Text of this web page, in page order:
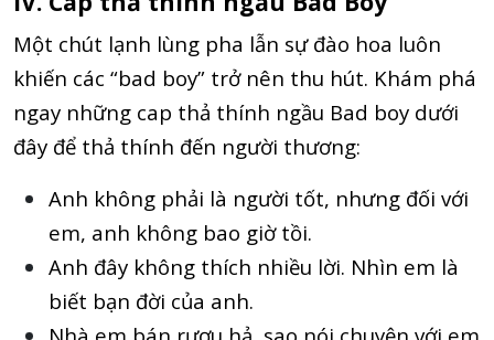
Một chút lạnh lùng pha lẫn sự đào hoa luôn
khiến các “bad boy” trở nên thu hút. Khám phá
ngay những cap thả thính ngầu Bad boy dưới
đây để thả thính đến người thương:
Anh không phải là người tốt, nhưng đối với
em, anh không bao giờ tồi.
Anh đây không thích nhiều lời. Nhìn em là
biết bạn đời của anh.